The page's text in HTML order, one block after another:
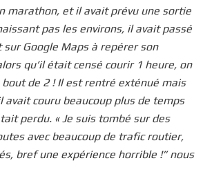
marathon, et il avait prévu une sortie
pas les environs, il avait passé
Google Maps à repérer son
qu’il était censé courir 1 heure, on
bout de 2 ! Il est rentré exténué mais
avait couru beaucoup plus de temps
perdu. « Je suis tombé sur des
avec beaucoup de trafic routier,
bref une expérience horrible !” nous